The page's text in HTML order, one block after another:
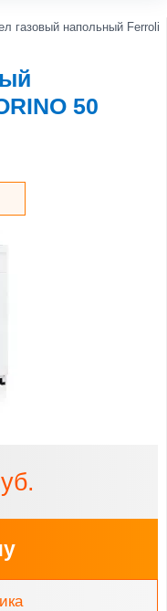
газовый напольный Ferroli
50